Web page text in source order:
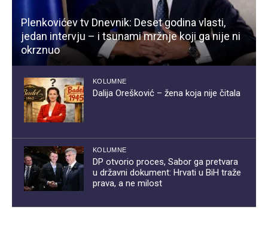
Plenkovićev tv Dnevnik: Deset godina vlasti,
jedan intervju – i tsunami mržnje koji ga nije ni
okrznuo
KOLUMNE
Dalija Orešković – žena koja nije čitala
KOLUMNE
DP otvorio proces, Sabor ga pretvara
u državni dokument: Hrvati u BiH traže
prava, a ne milost